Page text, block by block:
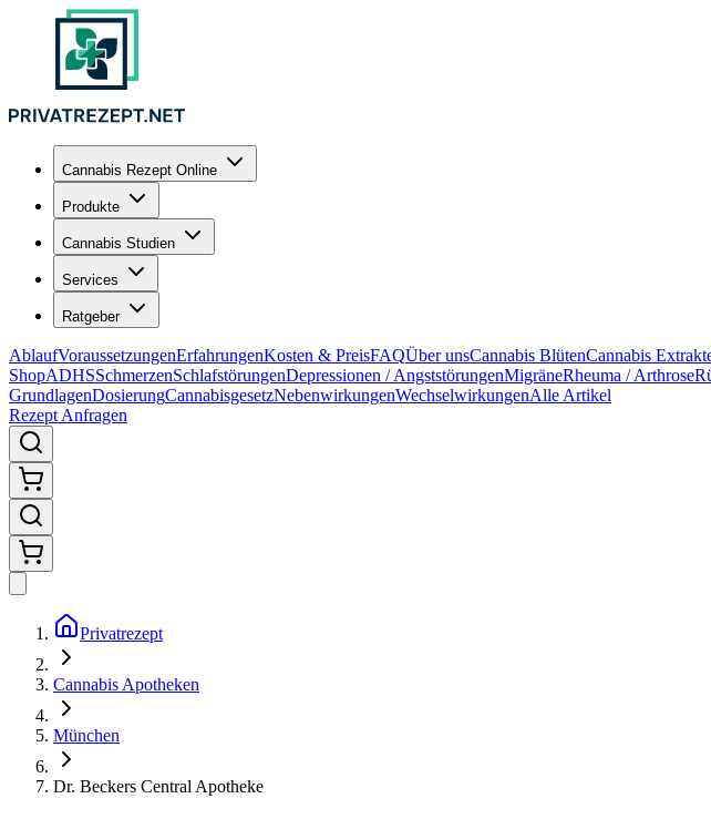
Cannabis Rezept Online
Produkte
Cannabis Studien
Services
Ratgeber
AblaufVoraussetzungenErfahrungenKosten & PreisFAQÜber unsCannabis BlütenCannabis
ShopADHSSchmerzenSchlafstörungenDepressionen / AngststörungenMigräneRheuma / Arthrose
GrundlagenDosierungCannabisgesetzNebenwirkungenWechselwirkungenAlle Artikel
Rezept Anfragen
Privatrezept
Cannabis Apotheken
München
Dr. Beckers Central Apotheke